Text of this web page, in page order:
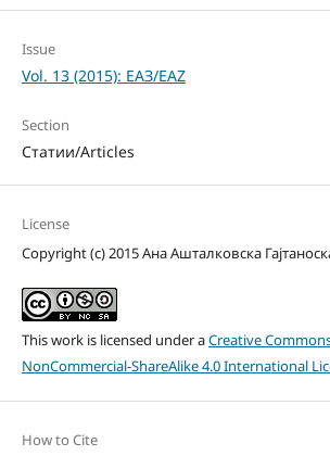
Issue
Vol. 13 (2015): ЕАЗ/EAZ
Section
Статии/Articles
License
Copyright (c) 2015 Ана Ашталковска
This work is licensed under aCreative
NonCommercial-ShareAlike 4.0 International
How to Cite